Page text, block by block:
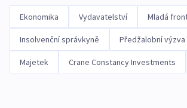
Ekonomika Vydavatelství Mladá
Insolvenční správkyně Předžalobní výzva
Majetek Crane Constancy Investments